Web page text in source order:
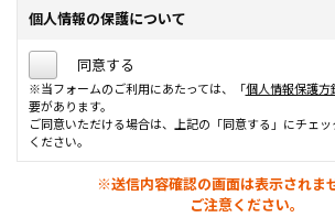
個人情報の保護について
同意する
※当フォームのご利用にあたっては、「個人情報保護方
要があります。
ご同意いただける場合は、上記の「同意する」にチェ
ください。
※送信内容確認の画面は表示されま
ご注意ください。